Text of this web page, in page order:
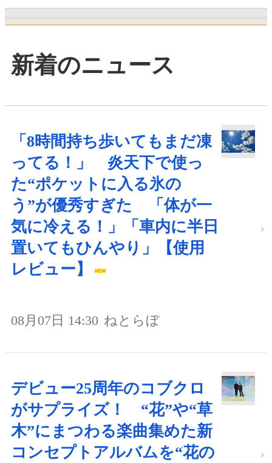
新着のニュース
「8時間持ち歩いてもまだ凍
ってる！」 炎天下で使っ
た“ポケットに入る氷の
う”が優秀すぎた 「体が一
気に冷える！」「車内に半日
置いてもひんやり」【使用
レビュー】
08月07日 14:30 ねとらぼ
デビュー25周年のコブクロ
がサプライズ！ “花”や“草
木”にまつわる楽曲集めた新
コンセプトアルバムを“花の